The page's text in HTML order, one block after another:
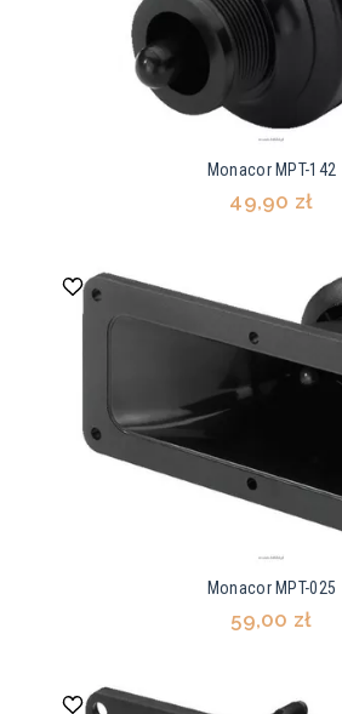
Monacor MPT-142
49,90 zł
Monacor MPT-025
59,00 zł